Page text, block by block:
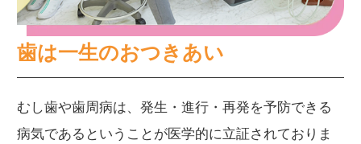
歯は一生のおつきあい
むし歯や歯周病は、発生・進行・再発を予防できる
病気であるということが医学的に立証されておりま